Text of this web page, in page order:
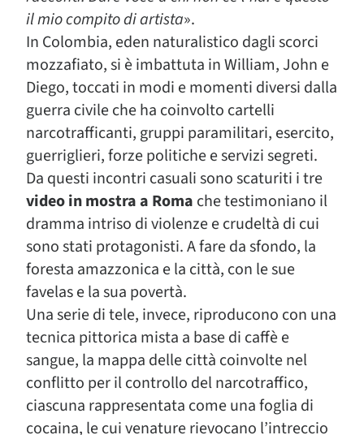
il mio compito di artista».
In Colombia, eden naturalistico dagli scorci
mozzafiato, si è imbattuta in William, John e
Diego, toccati in modi e momenti diversi dalla
guerra civile che ha coinvolto cartelli
narcotrafficanti, gruppi paramilitari, esercito,
guerriglieri, forze politiche e servizi segreti.
Da questi incontri casuali sono scaturiti i tre
video in mostra a Roma che testimoniano il
dramma intriso di violenze e crudeltà di cui
sono stati protagonisti. A fare da sfondo, la
foresta amazzonica e la città, con le sue
favelas e la sua povertà.
Una serie di tele, invece, riproducono con una
tecnica pittorica mista a base di caffè e
sangue, la mappa delle città coinvolte nel
conflitto per il controllo del narcotraffico,
ciascuna rappresentata come una foglia di
cocaina, le cui venature rievocano l’intreccio